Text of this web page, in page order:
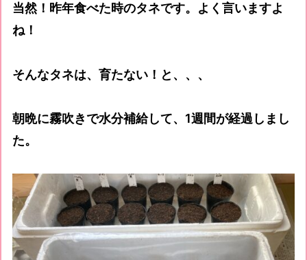
当然！昨年食べた時のタネです。よく言いますよ
ね！
そんなタネは、育たない！と、、、
朝晩に霧吹きで水分補給して、1週間が経過しまし
た。